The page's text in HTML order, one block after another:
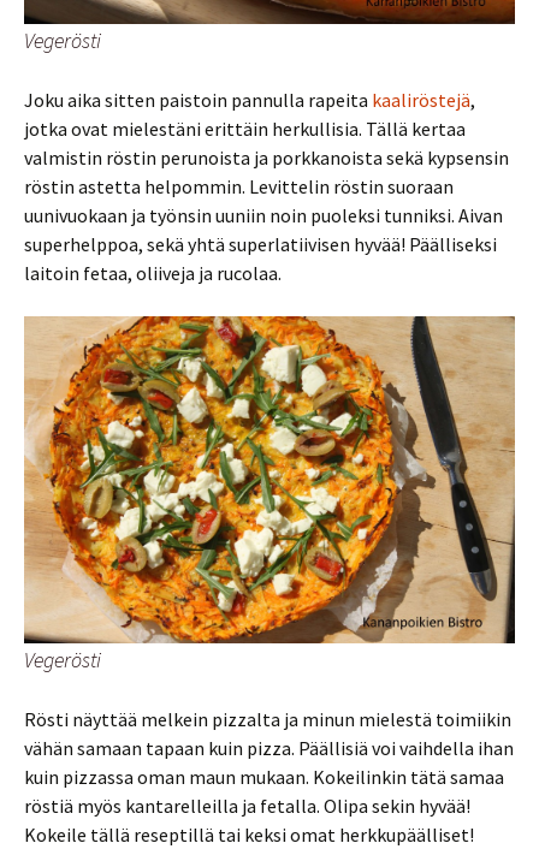
Vegerösti
Joku aika sitten paistoin pannulla rapeita kaaliröstejä,
jotka ovat mielestäni erittäin herkullisia. Tällä kertaa
valmistin röstin perunoista ja porkkanoista sekä kypsensin
röstin astetta helpommin. Levittelin röstin suoraan
uunivuokaan ja työnsin uuniin noin puoleksi tunniksi. Aivan
superhelppoa, sekä yhtä superlatiivisen hyvää! Päälliseksi
laitoin fetaa, oliiveja ja rucolaa.
Vegerösti
Rösti näyttää melkein pizzalta ja minun mielestä toimiikin
vähän samaan tapaan kuin pizza. Päällisiä voi vaihdella ihan
kuin pizzassa oman maun mukaan. Kokeilinkin tätä samaa
röstiä myös kantarelleilla ja fetalla. Olipa sekin hyvää!
Kokeile tällä reseptillä tai keksi omat herkkupäälliset!